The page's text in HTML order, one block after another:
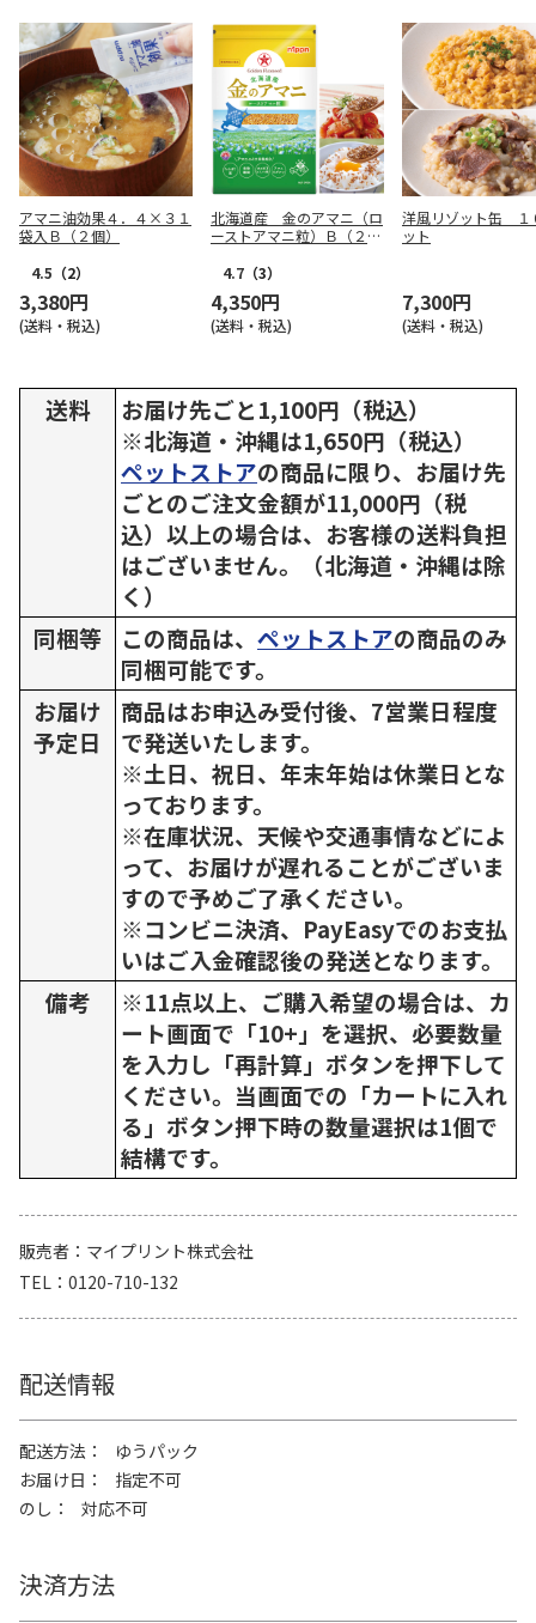
アマニ油効果４．４×３１
袋入Ｂ（２個）
4.5 （2）
3,380円
(送料・税込)
北海道産 金のアマニ（ロ
ーストアマニ粒）Ｂ（２
4.7 （3）
4,350円
(送料・税込)
洋風リゾット缶 １
ット
7,300円
(送料・税込)
送料
お届け先ごと1,100円（税込）
※北海道・沖縄は1,650円（税込）
ペットストアの商品に限り、お届け先
ごとのご注文金額が11,000円（税
込）以上の場合は、お客様の送料負担
はございません。（北海道・沖縄は除
く）
同梱等
この商品は、 ペットストアの商品のみ
同梱可能です。
お届け
予定日
商品はお申込み受付後、7営業日程度
で発送いたします。
※土日、祝日、年末年始は休業日とな
っております。
※在庫状況、天候や交通事情などによ
って、お届けが遅れることがございま
すので予めご了承ください。
※コンビニ決済、PayEasyでのお支払
いはご入金確認後の発送となります。
備考
※11点以上、ご購入希望の場合は、カ
ート画面で「10+」を選択、必要数量
を入力し「再計算」ボタンを押下して
ください。当画面での「カートに入れ
る」ボタン押下時の数量選択は1個で
結構です。
販売者
マイプリント株式会社
TEL
0120-710-132
配送情報
配送方法
ゆうパック
お届け日
指定不可
のし
対応不可
決済方法